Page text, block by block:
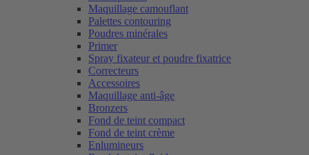
Maquillage camouflant
Palettes contouring
Poudres minérales
Primer
Spray fixateur et poudre fixatrice
Correcteurs
Accessoires
Maquillage anti-âge
Bronzers
Fond de teint compact
Fond de teint crème
Enlumineurs